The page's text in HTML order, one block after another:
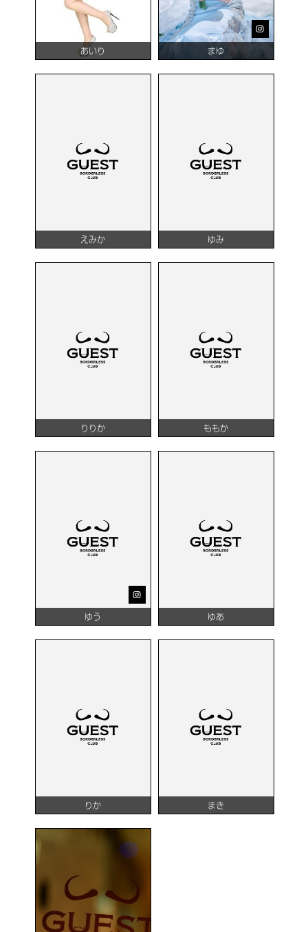
あいり まゆ
えみか ゆみ
りりか ももか
ゆう ゆあ
りか まき